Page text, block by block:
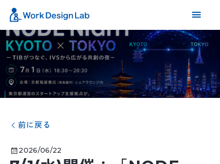
前に戻る
2026/06/22